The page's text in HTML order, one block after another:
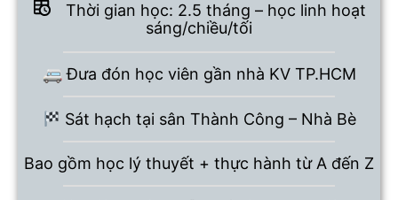
Thời gian học: 2.5 tháng – học linh hoạt
sáng/chiều/tối
🚐 Đưa đón học viên gần nhà KV TP.HCM
Sát hạch tại sân Thành Công – Nhà Bè
Bao gồm học lý thuyết + thực hành từ A đến Z